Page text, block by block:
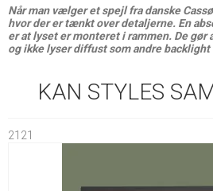
Når man vælger et spejl fra danske
hvor der er tænkt over detaljerne. En
er at lyset er monteret i rammen. De
og ikke lyser diffust som andre
KAN STYLES
2121